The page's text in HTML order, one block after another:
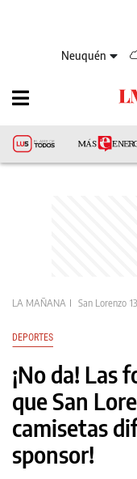
Neuquén
LA MAÑANA San Lorenzo
DEPORTES
¡No da! Las
que San
camisetas
sponsor!